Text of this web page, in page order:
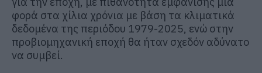
φορά στα χίλια χρόνια με βάση τα κλιματικά
δεδομένα της περιόδου 1979-2025, ενώ στην
προβιομηχανική εποχή θα ήταν σχεδόν αδύνατο
να συμβεί.